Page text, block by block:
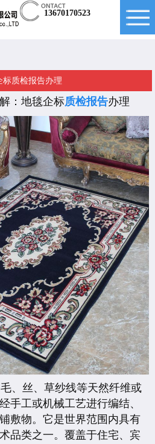
13670170523
标质检报告办理
： 地毯企标质检报告办理
、丝、草纱线等天然纤维或
手工或机械工艺进行编结、
敷物。它是世界范围内具有
品类之一。覆盖于住宅、宾